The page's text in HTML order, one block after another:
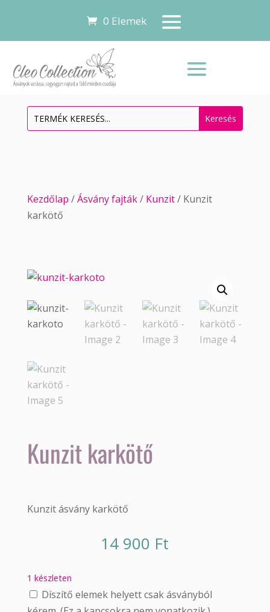
0 Elemek
Kezdőlap /Ásvány fajták/ Kunzit/ Kunzit
karkötő
Kunzit karkötő
Kunzit ásvány karkötő
14 900 Ft
1 készleten
Díszítő elemek helyett csak ásványból